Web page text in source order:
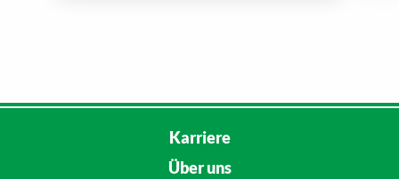
Karriere
Über uns